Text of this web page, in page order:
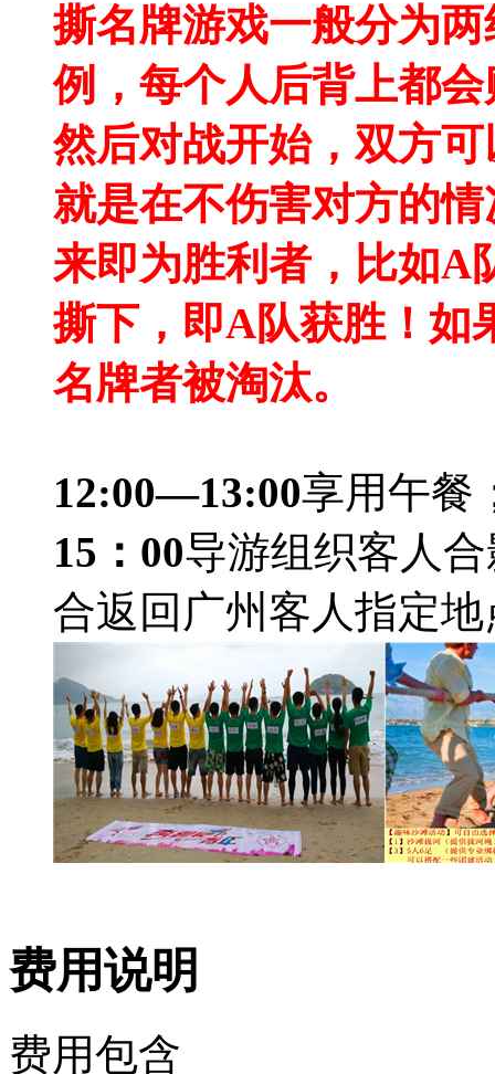
撕名牌游戏一般分为
例，每个人后背上都
然后对战开始，双方
就是在不伤害对方的
来即为胜利者，比如A
撕下，即A队获胜！如
名牌者被淘汰。
12:00—13:00享用午餐
15：00导游组织客人
合返回广州客人指定
费用说明
费用包含